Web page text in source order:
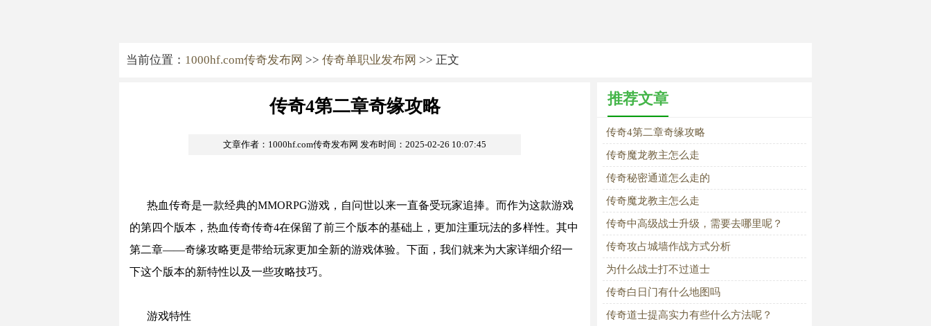
当前位置： 1000hf.com传奇发布网 >> 传奇单职业发布网 >> 正文
传奇4第二章奇缘攻略
文章作者：1000hf.com传奇发布网 发布时间：2025-02-26 10:07:45
热血传奇是一款经典的MMORPG游戏，自问世以来一直备受玩家追捧。而作为这款游戏
的第四个版本，热血传奇传奇4在保留了前三个版本的基础上，更加注重玩法的多样性。其中
第二章——奇缘攻略更是带给玩家更加全新的游戏体验。下面，我们就来为大家详细介绍一
下这个版本的新特性以及一些攻略技巧。
游戏特性
推荐文章
传奇4第二章奇缘攻略
传奇魔龙教主怎么走
传奇秘密通道怎么走的
传奇魔龙教主怎么走
传奇中高级战士升级，需要去哪里呢？
传奇攻占城墙作战方式分析
为什么战士打不过道士
传奇白日门有什么地图吗
传奇道士提高实力有些什么方法呢？